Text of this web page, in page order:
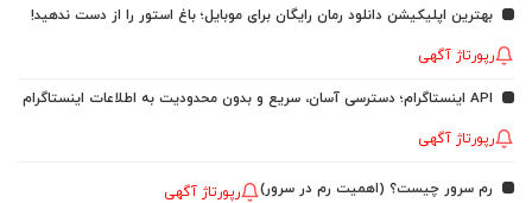
بهترین اپلیکیشن دانلود رمان رایگان برای موبایل؛ باغ استور را از دست ندهید!
رپورتاژ آگهی
API اینستاگرام؛ دسترسی آسان، سریع و بدون محدودیت به اطلاعات اینستاگرام
رپورتاژ آگهی
رم سرور چیست؟ (اهمیت رم در سرور) رپورتاژ آگهی